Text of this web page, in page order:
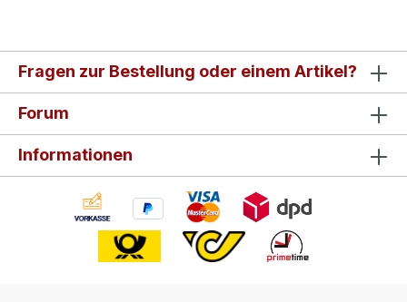
Fragen zur Bestellung oder einem Artikel?
Forum
Informationen